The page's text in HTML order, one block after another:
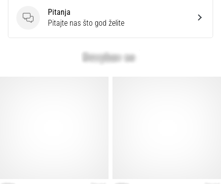
Pitanja
Pitanja
Pitajte nas što god želite